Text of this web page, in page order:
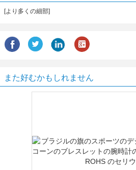
[より多くの細部]
また好むかもしれません